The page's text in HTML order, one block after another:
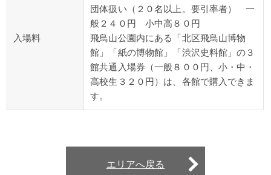
入場料
団体扱い（２０名以上。要引率者） 一
般２４０円 小中高８０円
飛鳥山公園内にある「北区飛鳥山博物
館」「紙の博物館」「渋沢史料館」の３
館共通入場券（一般８００円、小・中・
高校生３２０円）は、各館で購入できま
す。
エリアへ戻る